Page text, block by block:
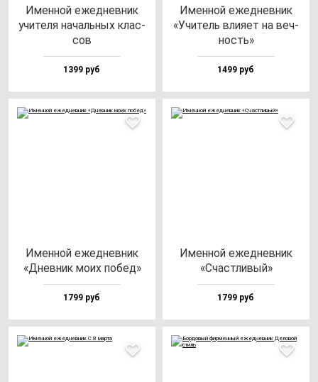
Имен­ной ежед­нев­ник
учи­те­ля на­чаль­ных клас­
сов
1399 руб
Имен­ной ежед­нев­ник
«Учи­тель вли­яет на веч­
ность»
1499 руб
Имен­ной ежед­нев­ник
«Днев­ник мо­их по­бед»
1799 руб
Имен­ной ежед­нев­ник
«Счас­тли­вый»
1799 руб